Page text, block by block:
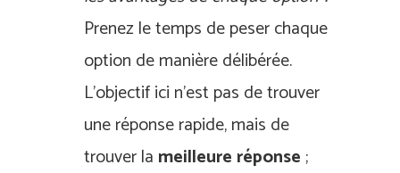
Prenez le temps de peser chaque
option de manière délibérée.
L’objectif ici n’est pas de trouver
une réponse rapide, mais de
trouver la meilleure réponse;